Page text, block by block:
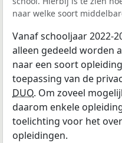
naar welke soort
Vanaf schooljaar 2022-
alleen gedeeld worden
naar een soort
toepassing van de
DUO. Om zoveel
daarom enkele
toelichting voor het
opleidingen.